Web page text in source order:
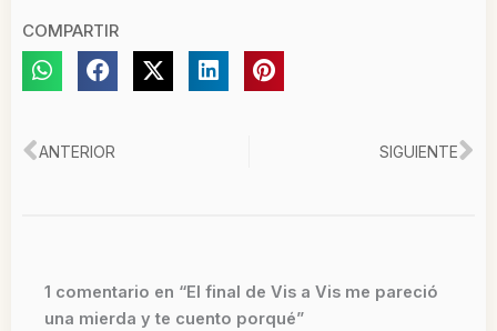
COMPARTIR
Ant
ANTERIOR SIGUIENTE
1 comentario en “El final de Vis a Vis me pareció
una mierda y te cuento porqué”